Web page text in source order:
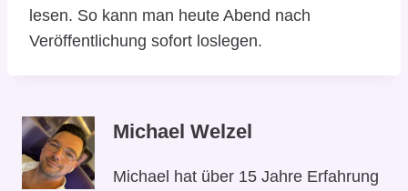
lesen. So kann man heute Abend nach
Veröffentlichung sofort loslegen.
Michael Welzel
Michael hat über 15 Jahre Erfahrung